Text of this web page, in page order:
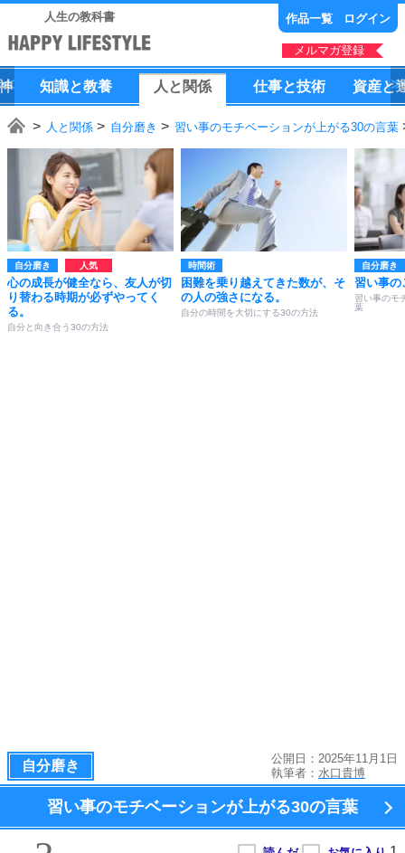
人生の教科書 作品一覧 ログイン
メルマガ登録
知識と教養 人 と 関係 仕事と技術 資産と
人と関係 自分磨き 習い事のモチベーションが上がる30の言葉
自分磨き
心の成長が健全なら、友人が切
り替わる時期が必ずやってく
る。
自分と向き合う30の方法
時間術
困難を乗り越えてきた数が、そ
の人の強さになる。
自分の時間を大切にする30の方法
自分磨き
習い事の
習い事のモ
葉
自分磨き
公開日：2025年11月1日
執筆者： 水口貴博
習い事のモチベーションが上がる30の言葉